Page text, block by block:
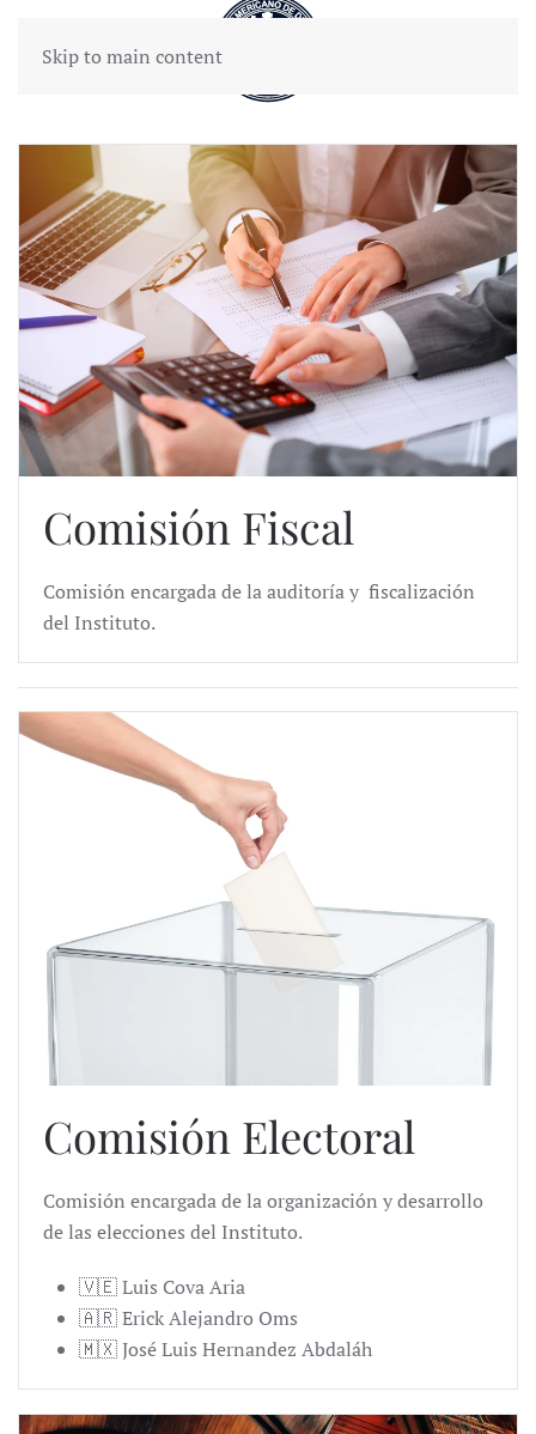
Skip to main content
Comisión Fiscal
Comisión encargada de la auditoría y fiscalización
del Instituto.
Comisión Electoral
Comisión encargada de la organización y desarrollo
de las elecciones del Instituto.
🇻🇪 Luis Cova Aria
🇦🇷 Erick Alejandro Oms
🇲🇽 José Luis Hernandez Abdaláh